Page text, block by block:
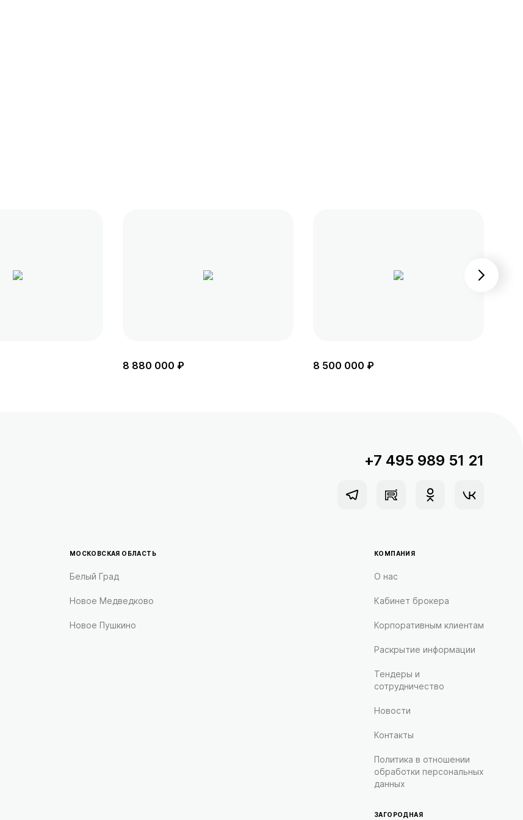
8 880 000 ₽ 8 500 000 ₽
+7 495 989 51 21
МОСКОВСКАЯ ОБЛАСТЬ
Белый Град
Новое Медведково
Новое Пушкино
КОМПАНИЯ
О нас
Кабинет брокера
Корпоративным клиентам
Раскрытие информации
Тендеры и
сотрудничество
Новости
Контакты
Политика в отношении
обработки персональных
данных
ЗАГОРОДНАЯ